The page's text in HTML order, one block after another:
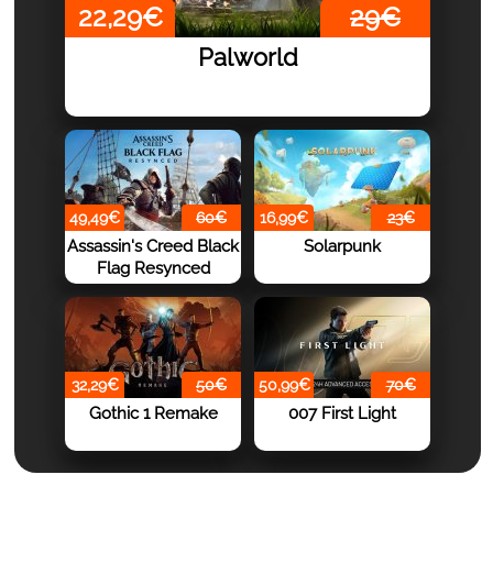
22,29€ 29€
Palworld
49,49€ 60€
Assassin's Creed Black
Flag Resynced
16,99€ 23€
Solarpunk
32,29€ 50€
Gothic 1 Remake
50,99€ 70€
007 First Light